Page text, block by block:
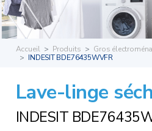
Accueil Produits Gros
INDESIT BDE76435WVFR
Lave-linge
INDESIT